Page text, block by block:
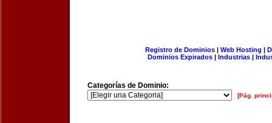
Registro de Dominios| Web Hosting |
Dominios Expirados | Industrias |
Categorías de Dominio:
[Pág.